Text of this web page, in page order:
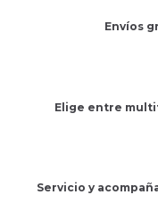
Envíos
Elige entre
Servicio y